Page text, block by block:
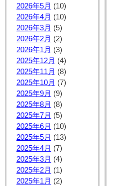
2026年5月 (10)
2026年4月 (10)
2026年3月 (5)
2026年2月 (2)
2026年1月 (3)
2025年12月 (4)
2025年11月 (8)
2025年10月 (7)
2025年9月 (9)
2025年8月 (8)
2025年7月 (5)
2025年6月 (10)
2025年5月 (13)
2025年4月 (7)
2025年3月 (4)
2025年2月 (1)
2025年1月 (2)